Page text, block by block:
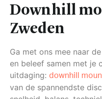
Downhill
Zweden
Ga met ons mee naar
en beleef samen met je
uitdaging: downhill
van de spannendste